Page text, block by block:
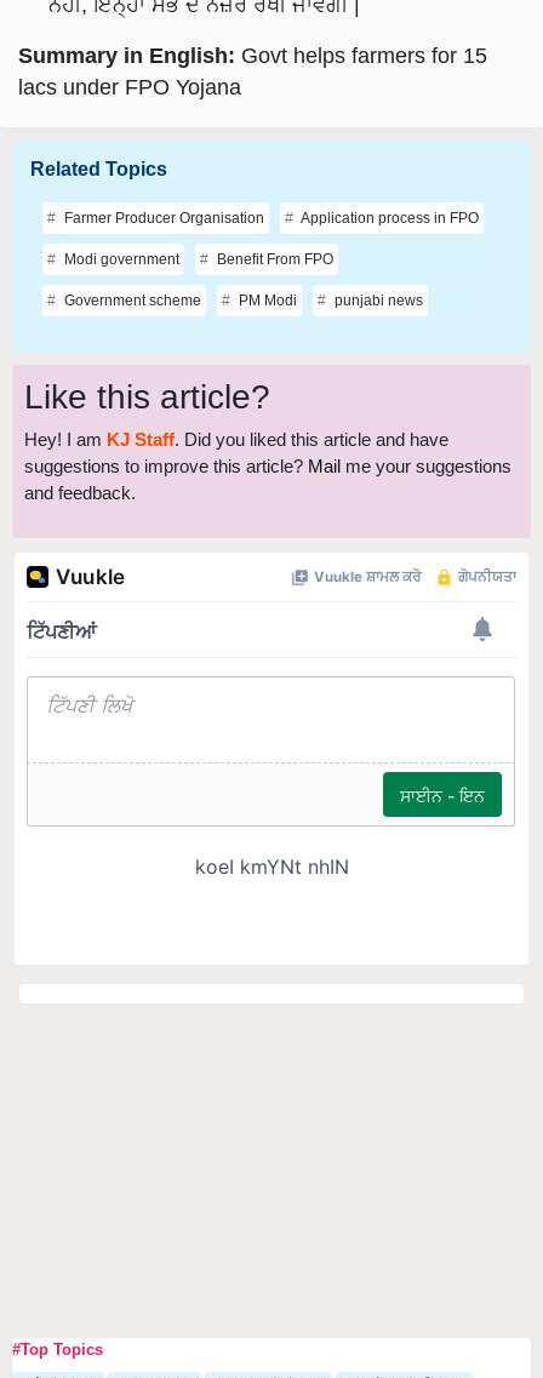
Summary in English: Govt helps farmers for 15
lacs under FPO Yojana
Related Topics
Farmer Producer Organisation Application process in FPO
Modi government Benefit From FPO
Government scheme PM Modi punjabi news
Like this article?
Hey! I am KJ Staff. Did you liked this article and have
suggestions to improve this article? Mail me your suggestions
and feedback.
#Top Topics